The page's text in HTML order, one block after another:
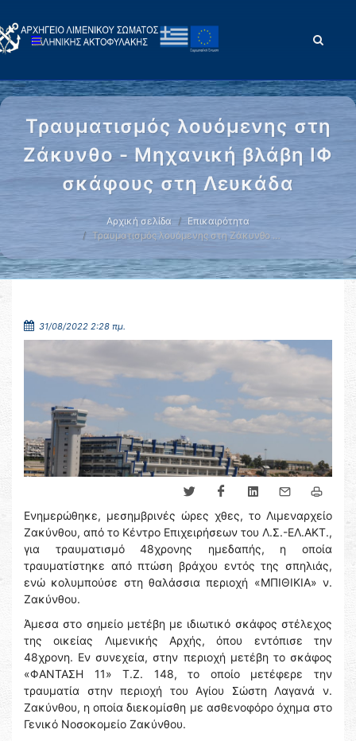
Τραυματισμός λουόμενης στη
Ζάκυνθο - Μηχανική βλάβη ΙΦ
σκάφους στη Λευκάδα
Αρχική σελίδα
Επικαιρότητα
Τραυματισμός λουόμενης στη Ζάκυνθο …
31/08/2022 2:28 πμ.
Ενημερώθηκε, μεσημβρινές ώρες χθες, το Λιμεναρχείο
Ζακύνθου, από το Κέντρο Επιχειρήσεων του Λ.Σ.-ΕΛ.ΑΚΤ.,
για τραυματισμό 48χρονης ημεδαπής, η οποία
τραυματίστηκε από πτώση βράχου εντός της σπηλιάς,
ενώ κολυμπούσε στη θαλάσσια περιοχή «ΜΠΙΘΙΚΙΑ» ν.
Ζακύνθου.
Άμεσα στο σημείο μετέβη με ιδιωτικό σκάφος στέλεχος
της οικείας Λιμενικής Αρχής, όπου εντόπισε την
48χρονη. Εν συνεχεία, στην περιοχή μετέβη το σκάφος
«ΦΑΝΤΑΣΗ 11» Τ.Ζ. 148, το οποίο μετέφερε την
τραυματία στην περιοχή του Αγίου Σώστη Λαγανά ν.
Ζακύνθου, η οποία διεκομίσθη με ασθενοφόρο όχημα στο
Γενικό Νοσοκομείο Ζακύνθου.